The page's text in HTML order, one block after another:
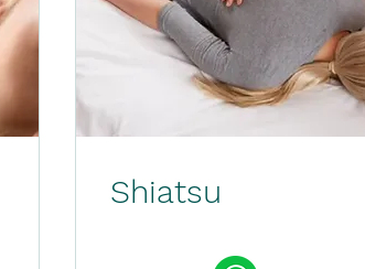
Shiatsu